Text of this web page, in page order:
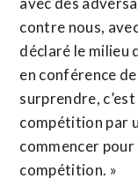
‌contre nous,
déclaré le ​milieu
en conférence
surprendre,
‌compétition par
commencer pour
compétition. »